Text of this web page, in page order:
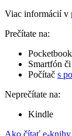
Viac informácií v
Prečítate na:
Pocketbook
Smartfón
Počítač s
Neprečítate na:
Kindle